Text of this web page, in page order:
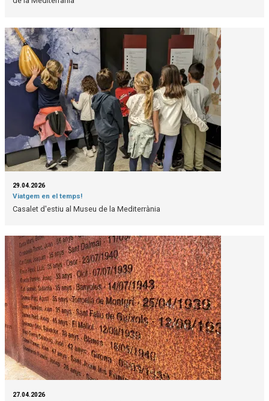
29.04.2026
Viatgem en el temps!
Casalet d'estiu al Museu de la Mediterrània
27.04.2026